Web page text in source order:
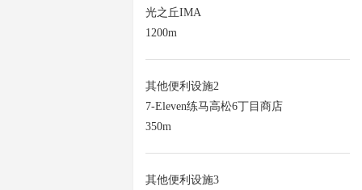
光之丘IMA
1200m
其他便利设施2
7-Eleven练马高松6丁目商店
350m
其他便利设施3